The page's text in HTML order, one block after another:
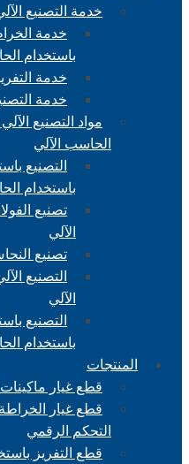
خدمة التصنيع
خدمة
باستخدام
خدمة
خدمة
مواد التصنيع
الحاسب الآلي
التصنيع
باستخدام
تصنيع
الآلي
تصنيع
التصنيع
الآلي
التصنيع
باستخدام
المنتجات
قطع غيار
قطع غيار
التحكم الرقمي
قطع التفريز